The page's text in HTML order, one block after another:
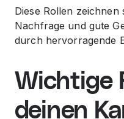
Diese Rollen
Nachfrage und gute
durch hervorragende
Wichtige
deinen